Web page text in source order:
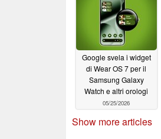
Google svela i widget
di Wear OS 7 per il
Samsung Galaxy
Watch e altri orologi
05/25/2026
Show more articles